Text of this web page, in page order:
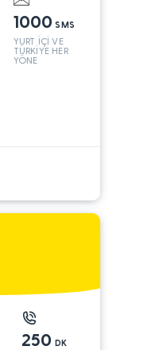
1000 SMS
YURT İÇİ VE
TÜRKİYE HER
YÖNE
250 DK